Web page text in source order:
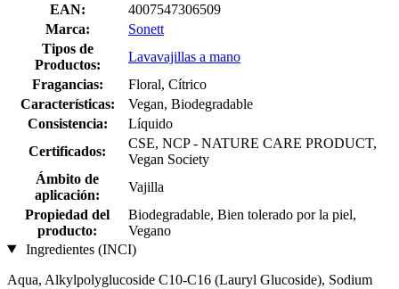
EAN:
4007547306509
Marca:
Sonett
Tipos de
Productos:
Lavavajillas a mano
Fragancias:
Floral, Cítrico
Características:
Vegan, Biodegradable
Consistencia:
Líquido
Certificados:
CSE, NCP - NATURE CARE PRODUCT,
Vegan Society
Ámbito de
aplicación:
Vajilla
Propiedad del
producto:
Biodegradable, Bien tolerado por la piel,
Vegano
Ingredientes (INCI)
Aqua, Alkylpolyglucoside C10-C16 (Lauryl Glucoside), Sodium